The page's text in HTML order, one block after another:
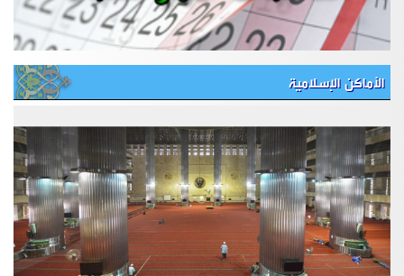
الأماكن الإسلامية